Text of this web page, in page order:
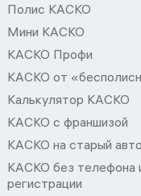
Полис КАСКО
Мини КАСКО
КАСКО Профи
КАСКО от
Калькулятор КАСКО
КАСКО с франшизой
КАСКО на старый
КАСКО без телефона
регистрации